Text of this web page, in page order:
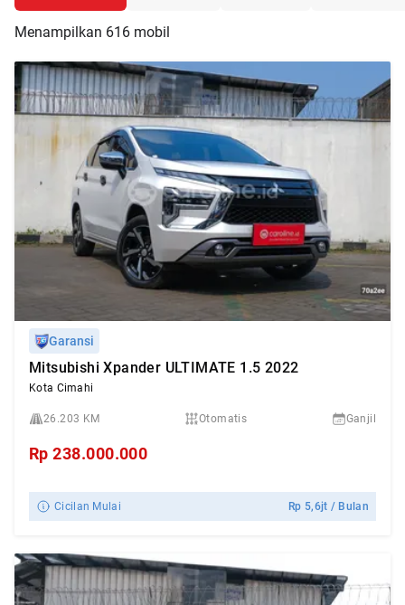
Menampilkan 616 mobil
Garansi
Mitsubishi Xpander ULTIMATE 1.5 2022
Kota Cimahi
26.203 KM Otomatis Ganjil
Rp238.000.000
Cicilan Mulai Rp 5,6jt / Bulan